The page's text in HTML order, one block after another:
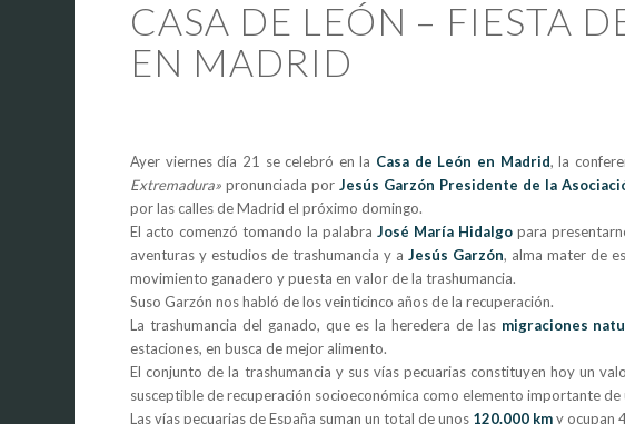
CASA DE LEÓN – FIESTA
EN MADRID
Ayer viernes día 21 se celebró en la Casa de León en Madrid, la
Extremadura» pronunciada porJesús Garzón Presidente de la
por las calles de Madrid el próximo domingo.
El acto comenzó tomando la palabra José María Hidalgopara
aventuras y estudios de trashumancia y aJesús Garzón, alma mater de
movimiento ganadero y puesta en valor de la trashumancia.
Suso Garzón nos habló de los veinticinco años de la recuperación.
La trashumancia del ganado, que es la heredera de las migraciones
estaciones, en busca de mejor alimento.
El conjunto de la trashumancia y sus vías pecuarias constituyen hoy un
susceptible de recuperación socioeconómica como elemento importante
Las vías pecuarias de España suman un total de unos 120.000 kmy ocupan